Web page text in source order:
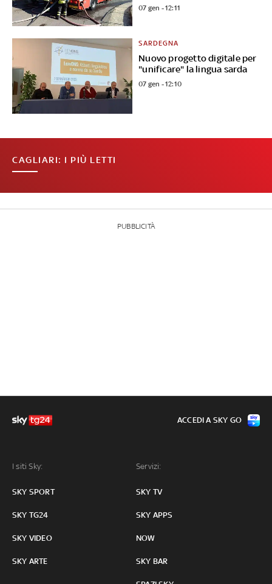
07 gen - 12:11
Nuovo progetto digitale per
"unificare" la lingua sarda
SARDEGNA
07 gen - 12:10
CAGLIARI: I PIÙ LETTI
PUBBLICITÀ
I siti Sky:
SKY SPORT
SKY TG24
SKY VIDEO
SKY ARTE
Servizi:
SKY TV
SKY APPS
NOW
SKY BAR
ACCEDI A SKY GO